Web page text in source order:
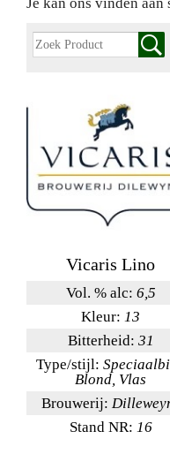
Vicaris Lino
Vol. % alc: 6,5
Kleur: 13
Bitterheid: 31
Type/stijl:
Blond, Vlas
Brouwerij:
Stand NR: 16